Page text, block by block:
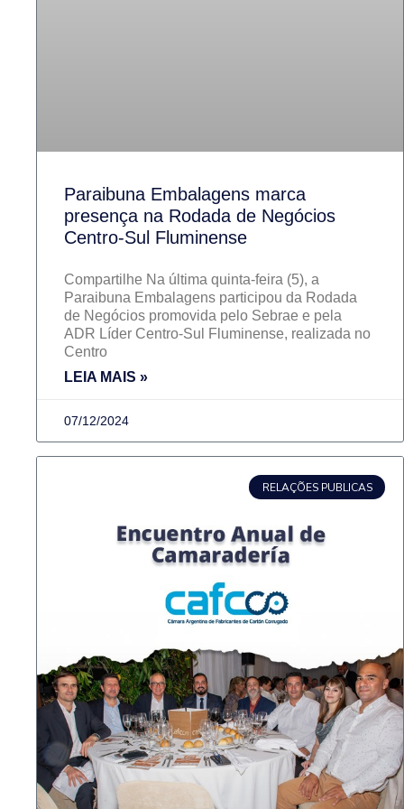
Paraibuna Embalagens marca
presença na Rodada de Negócios
Centro-Sul Fluminense
Compartilhe Na última quinta-feira (5), a
Paraibuna Embalagens participou da Rodada
de Negócios promovida pelo Sebrae e pela
ADR Líder Centro-Sul Fluminense, realizada no
Centro
LEIA MAIS »
07/12/2024
RELAÇÕES PUBLICAS